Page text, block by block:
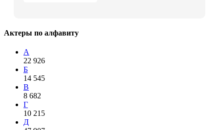
Актеры по алфавиту
А
22 926
Б
14 545
В
8 682
Г
10 215
Д